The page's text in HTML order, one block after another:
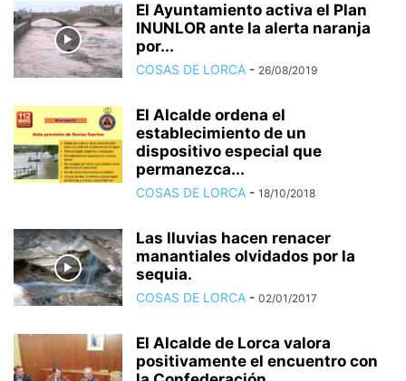
El Ayuntamiento activa el Plan
INUNLOR ante la alerta naranja
por...
COSAS DE LORCA - 26/08/2019
El Alcalde ordena el
establecimiento de un
dispositivo especial que
permanezca...
COSAS DE LORCA - 18/10/2018
Las lluvias hacen renacer
manantiales olvidados por la
sequia.
COSAS DE LORCA - 02/01/2017
El Alcalde de Lorca valora
positivamente el encuentro con